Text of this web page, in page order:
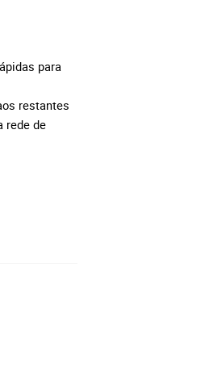
para
restantes
rede de